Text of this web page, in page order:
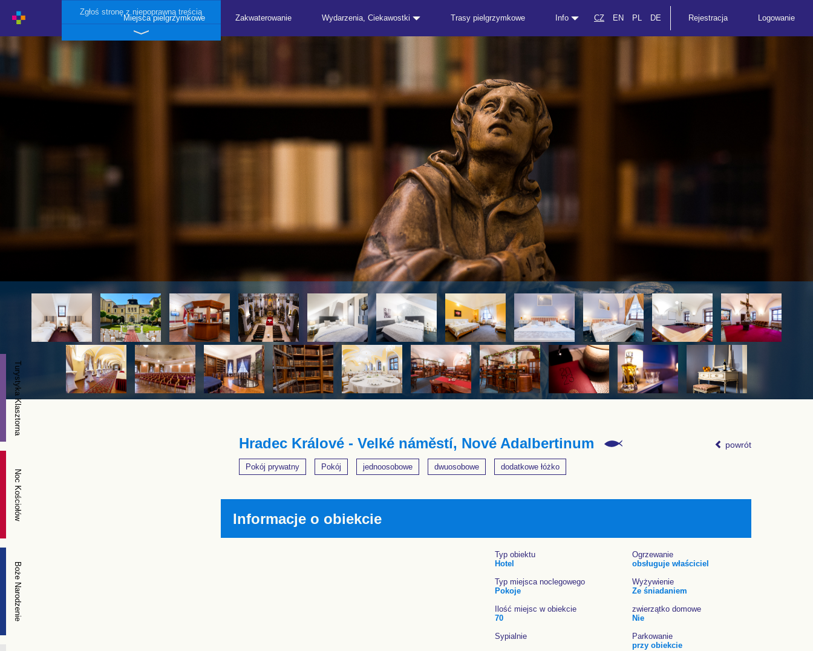
Zgłoś stronę z niepoprawną treścią
Miejsca pielgrzymkowe Zakwaterowanie Wydarzenia, Ciekawostki Trasy pielgrzymkowe Info CZ EN PL DE Rejestracja Logowanie
Hradec Králové - Velké náměstí, Nové Adalbertinum powrót
Pokój prywatny Pokój jednoosobowe dwuosobowe dodatkowe łóżko
Informacje o obiekcie
Typ obiektu
Hotel
Typ miejsca noclegowego
Pokoje
Ilość miejsc w obiekcie
70
Sypialnie
Ogrzewanie
obsługuje właściciel
Wyżywienie
Ze śniadaniem
zwierzątko domowe
Nie
Parkowanie
przy obiekcie
Turystyka Klasztorna
Noc Kościołów
Boże Narodzenie